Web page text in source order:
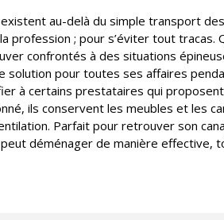
au-delà du simple transport
; pour s’éviter tout tracas.
confrontés à des situations
solution pour toutes ses affaires
à certains prestataires qui
ils conservent les meubles et les
Parfait pour retrouver son
déménager de manière effective,